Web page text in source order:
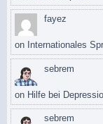
fayez
on Internationales
sebrem
on Hilfe bei
sebrem